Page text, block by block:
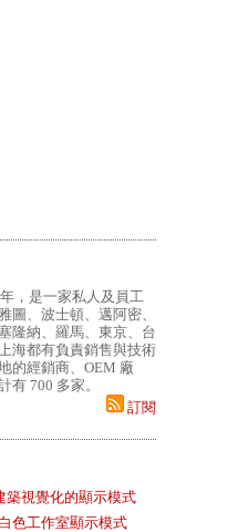
，是一家私人及員工
圖、波士頓、邁阿密、
隆納、羅馬、東京、台
海都有負責銷售與技術
的經銷商、OEM 廠
有 700 多家。
訂閱
築視覺化的顯示模式
色工作室顯示模式